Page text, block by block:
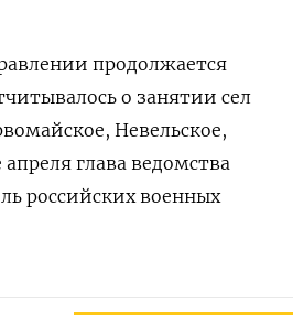
продолжается
о занятии сел
Невельское,
глава ведомства
российских военных